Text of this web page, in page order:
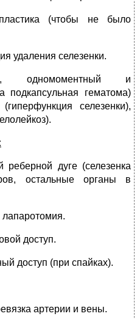
(чтобы не было
удаления селезенки.
одномоментный и
подкапсульная гематома)
селезенки),
реберной дуге (селезенка
остальные органы в
доступ.
доступ (при спайках).
артерии и вены.